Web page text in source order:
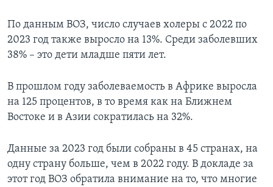
По данным ВОЗ, число случаев холеры с 2022 по
2023 год также выросло на 13%. Среди заболевших
38% – это дети младше пяти лет.
В прошлом году заболеваемость в Африке выросла
на 125 процентов, в то время как на Ближнем
Востоке и в Азии сократилась на 32%.
Данные за 2023 год были собраны в 45 странах, на
одну страну больше, чем в 2022 году. В докладе за
этот год ВОЗ обратила внимание на то, что многие